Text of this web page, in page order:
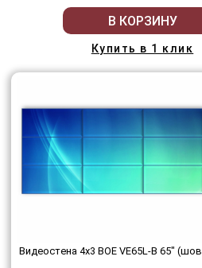
В КОРЗИНУ
Купить в 1 клик
Видеостена 4x3 BOE VE65L-B 65"